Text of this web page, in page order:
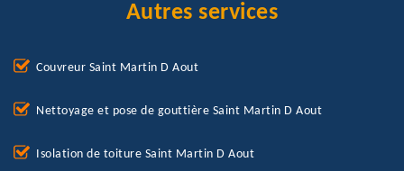
Autres services
Couvreur Saint Martin D Aout
Nettoyage et pose de gouttière Saint Martin D Aout
Isolation de toiture Saint Martin D Aout